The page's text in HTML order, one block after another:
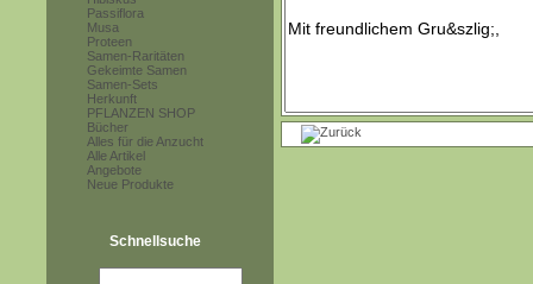
Passiflora
Musa
Proteen
Samen-Raritäten
Gekeimte Samen
Samen-Sets
Herkunft
PFLANZEN SHOP
Bücher
Alles für die Anzucht
Alle Artikel
Angebote
Neue Produkte
Schnellsuche